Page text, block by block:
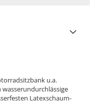
u.a.
Latexschaum-